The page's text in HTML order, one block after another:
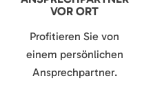
VOR ORT
Profitieren Sie von
einem persönlichen
Ansprechpartner.